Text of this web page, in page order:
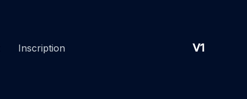
Inscription V1